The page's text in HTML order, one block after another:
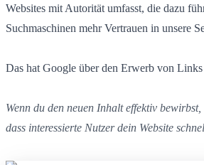
Websites mit Autorität umfasst, die dazu
Suchmaschinen mehr Vertrauen in unsere
Das hat Google über den Erwerb von
Wenn du den neuen Inhalt effektiv
dass interessierte Nutzer dein Website